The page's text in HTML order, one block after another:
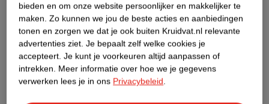
Nature Impact Score
Dit product heeft (nog) geen Nature
Impact Score.
Meer informatie
bieden en om onze website persoonlijker en makkelijker te
maken. Zo kunnen we jou de beste acties en aanbiedingen
tonen en zorgen we dat je ook buiten Kruidvat.nl relevante
advertenties ziet. Je bepaalt zelf welke cookies je
accepteert. Je kunt je voorkeuren altijd aanpassen of
intrekken. Meer informatie over hoe we je gegevens
verwerken lees je in ons Privacybeleid.